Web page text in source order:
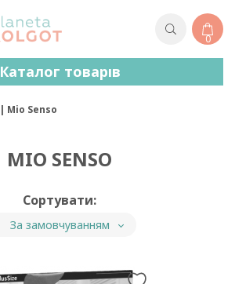
0
Каталог товарів
Mio Senso
MIO SENSO
Сортувати:
За замовчуванням